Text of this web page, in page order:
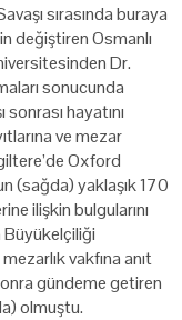
sırasında buraya
değiştiren Osmanlı
Dr.
sonucunda
hayatını
ve mezar
Oxford
(sağda) yaklaşık 170
ilişkin bulgularını
Büyükelçiliği
vakfına anıt
gündeme getiren
olmuştu.